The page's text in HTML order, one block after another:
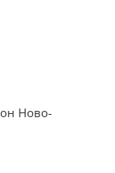
Ново-